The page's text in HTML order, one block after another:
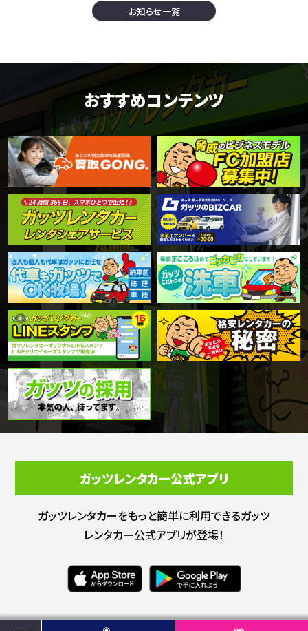
お知らせ一覧
おすすめコンテンツ
ガッツレンタカー公式アプリ
ガッツレンタカーをもっと簡単に利用できるガッツ
レンタカー公式アプリが登場！